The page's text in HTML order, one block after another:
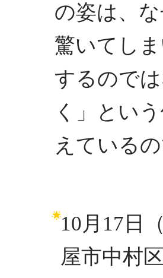
の姿は、
驚いてし
するので
く」とい
えている
10月17日
屋市中村